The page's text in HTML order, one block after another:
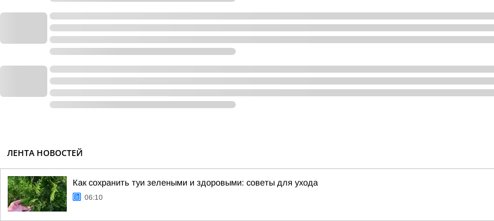
ЛЕНТА НОВОСТЕЙ
Как сохранить туи зелеными и здоровыми: советы для ухода
06:10